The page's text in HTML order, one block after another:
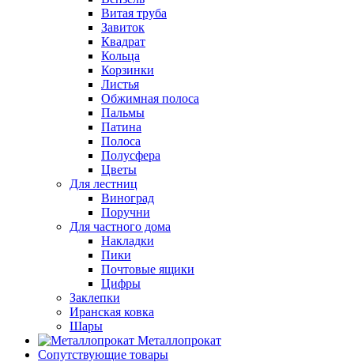
Витая труба
Завиток
Квадрат
Кольца
Корзинки
Листья
Обжимная полоса
Пальмы
Патина
Полоса
Полусфера
Цветы
Для лестниц
Виноград
Поручни
Для частного дома
Накладки
Пики
Почтовые ящики
Цифры
Заклепки
Иранская ковка
Шары
Металлопрокат
Сопутствующие товары